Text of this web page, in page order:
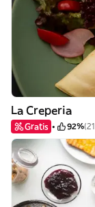
La Creperia
Gratis 92%